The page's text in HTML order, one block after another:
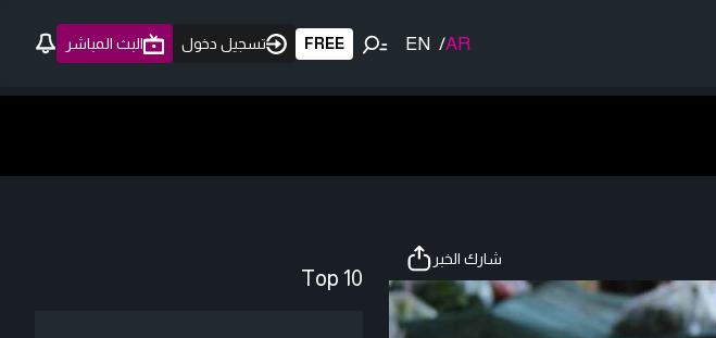
AR
/
EN
FREE تسجيل دخول البث المباشر
شارك الخبر
Top 10